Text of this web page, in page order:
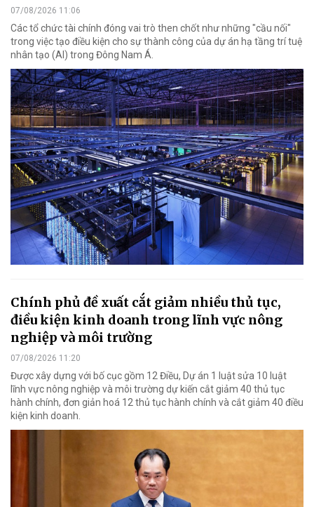
07/08/2026 11:06
Các tổ chức tài chính đóng vai trò then chốt như những "cầu nối"
trong việc tạo điều kiện cho sự thành công của dự án hạ tầng trí tuệ
nhân tạo (AI) trong Đông Nam Á.
Chính phủ đề xuất cắt giảm nhiều thủ tục,
điều kiện kinh doanh trong lĩnh vực nông
nghiệp và môi trường
07/08/2026 11:20
Được xây dựng với bố cục gồm 12 Điều, Dự án 1 luật sửa 10 luật
lĩnh vực nông nghiệp và môi trường dự kiến cắt giảm 40 thủ tục
hành chính, đơn giản hoá 12 thủ tục hành chính và cắt giảm 40 điều
kiện kinh doanh.